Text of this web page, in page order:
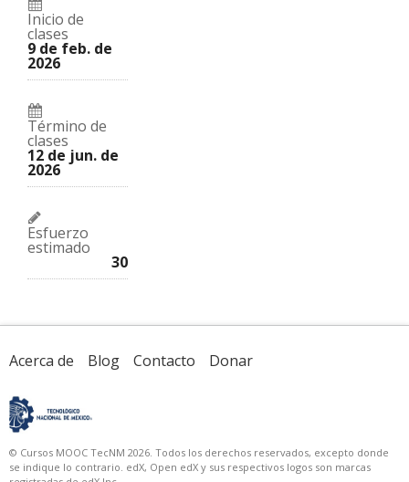
curso
Inicio de
clases
9 de feb. de
2026
Término de
clases
12 de jun. de
2026
Esfuerzo
estimado
30
Acerca de Blog Contacto Donar
© Cursos MOOC TecNM 2026. Todos los derechos reservados, excepto donde
se indique lo contrario. edX, Open edX y sus respectivos logos son marcas